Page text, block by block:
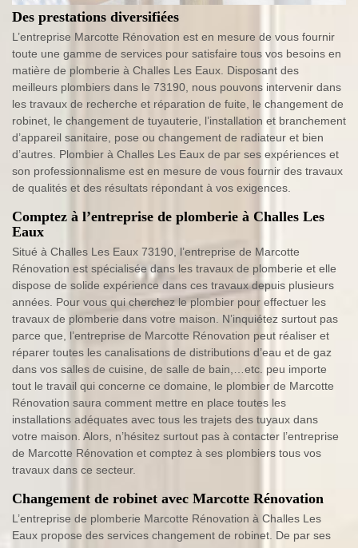
Des prestations diversifiées
L’entreprise Marcotte Rénovation est en mesure de vous fournir
toute une gamme de services pour satisfaire tous vos besoins en
matière de plomberie à Challes Les Eaux. Disposant des
meilleurs plombiers dans le 73190, nous pouvons intervenir dans
les travaux de recherche et réparation de fuite, le changement de
robinet, le changement de tuyauterie, l’installation et branchement
d’appareil sanitaire, pose ou changement de radiateur et bien
d’autres. Plombier à Challes Les Eaux de par ses expériences et
son professionnalisme est en mesure de vous fournir des travaux
de qualités et des résultats répondant à vos exigences.
Comptez à l’entreprise de plomberie à Challes Les
Eaux
Situé à Challes Les Eaux 73190, l’entreprise de Marcotte
Rénovation est spécialisée dans les travaux de plomberie et elle
dispose de solide expérience dans ces travaux depuis plusieurs
années. Pour vous qui cherchez le plombier pour effectuer les
travaux de plomberie dans votre maison. N’inquiétez surtout pas
parce que, l’entreprise de Marcotte Rénovation peut réaliser et
réparer toutes les canalisations de distributions d’eau et de gaz
dans vos salles de cuisine, de salle de bain,…etc. peu importe
tout le travail qui concerne ce domaine, le plombier de Marcotte
Rénovation saura comment mettre en place toutes les
installations adéquates avec tous les trajets des tuyaux dans
votre maison. Alors, n’hésitez surtout pas à contacter l’entreprise
de Marcotte Rénovation et comptez à ses plombiers tous vos
travaux dans ce secteur.
Changement de robinet avec Marcotte Rénovation
L’entreprise de plomberie Marcotte Rénovation à Challes Les
Eaux propose des services changement de robinet. De par ses